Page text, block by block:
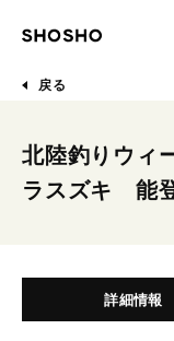
戻る
北陸釣りウィ
ラスズキ 能
詳細情報